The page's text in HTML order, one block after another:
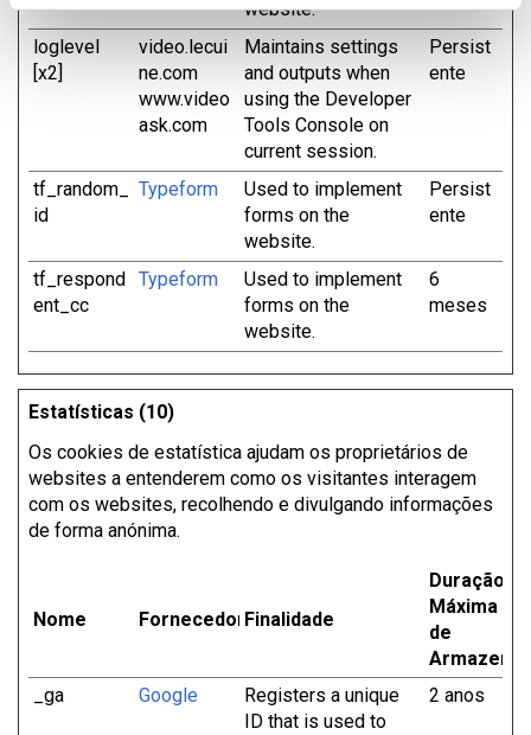
website.
loglevel
[x2]
video.lecui
ne.com
www.video
ask.com
Maintains settings
and outputs when
using the Developer
Tools Console on
current session.
Persist
ente
tf_random_
id
Typeform
Used to implement
forms on the
website.
Persist
ente
tf_respond
ent_cc
Typeform
Used to implement
forms on the
website.
6
meses
Estatísticas (10)
Os cookies de estatística ajudam os proprietários de
websites a entenderem como os visitantes interagem
com os websites, recolhendo e divulgando informações
de forma anónima.
Nome Fornecedor Finalidade
Duração
Máxima
de
_ga
Google
Registers a unique
ID that is used to
2 anos